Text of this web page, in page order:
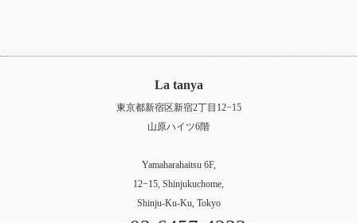
La tanya
東京都新宿区新宿2丁目12−15
山原ハイツ6階
Yamaharahaitsu 6F,
12−15, Shinjukuchome,
Shinju-Ku-Ku, Tokyo